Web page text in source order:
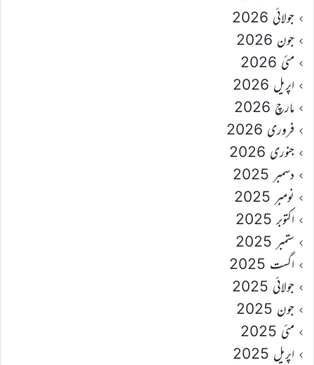
جولائی 2026
جون 2026
مئی 2026
اپریل 2026
مارچ 2026
فروری 2026
جنوری 2026
دسمبر 2025
نومبر 2025
اکتوبر 2025
ستمبر 2025
اگست 2025
جولائی 2025
جون 2025
مئی 2025
اپریل 2025